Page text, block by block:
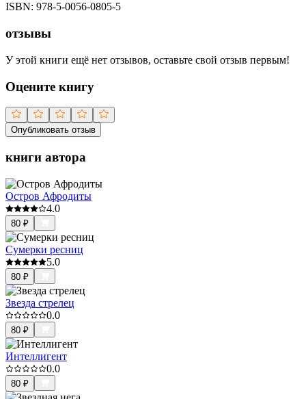
ISBN: 978-5-0056-0805-5
отзывы
У этой книги ещё нет отзывов, оставьте свой отзыв первым!
Оцените книгу
Опубликовать отзыв
книги автора
Остров Афродиты
4.0
80 ₽
Сумерки ресниц
5.0
80 ₽
Звезда стрелец
0.0
80 ₽
Интеллигент
0.0
80 ₽